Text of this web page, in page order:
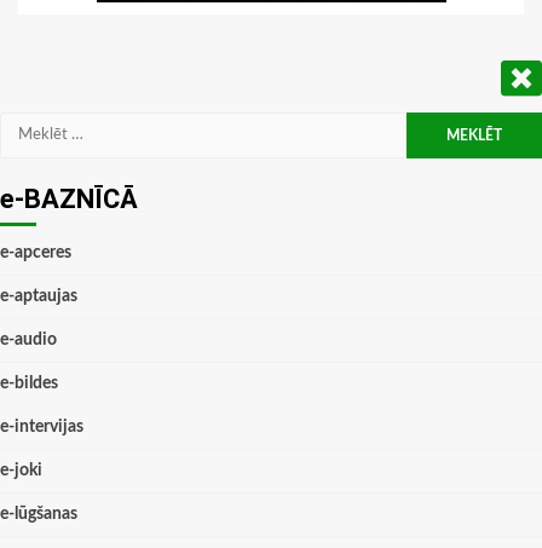
Meklēt:
e-BAZNĪCĀ
e-apceres
e-aptaujas
e-audio
e-bildes
e-intervijas
e-joki
e-lūgšanas